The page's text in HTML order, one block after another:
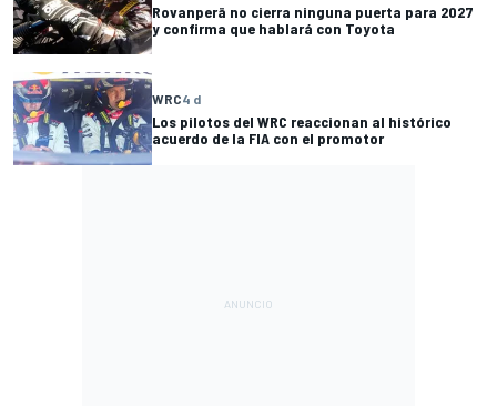
Rovanperä no cierra ninguna puerta para 2027
y confirma que hablará con Toyota
WRC4 d
Los pilotos del WRC reaccionan al histórico
acuerdo de la FIA con el promotor